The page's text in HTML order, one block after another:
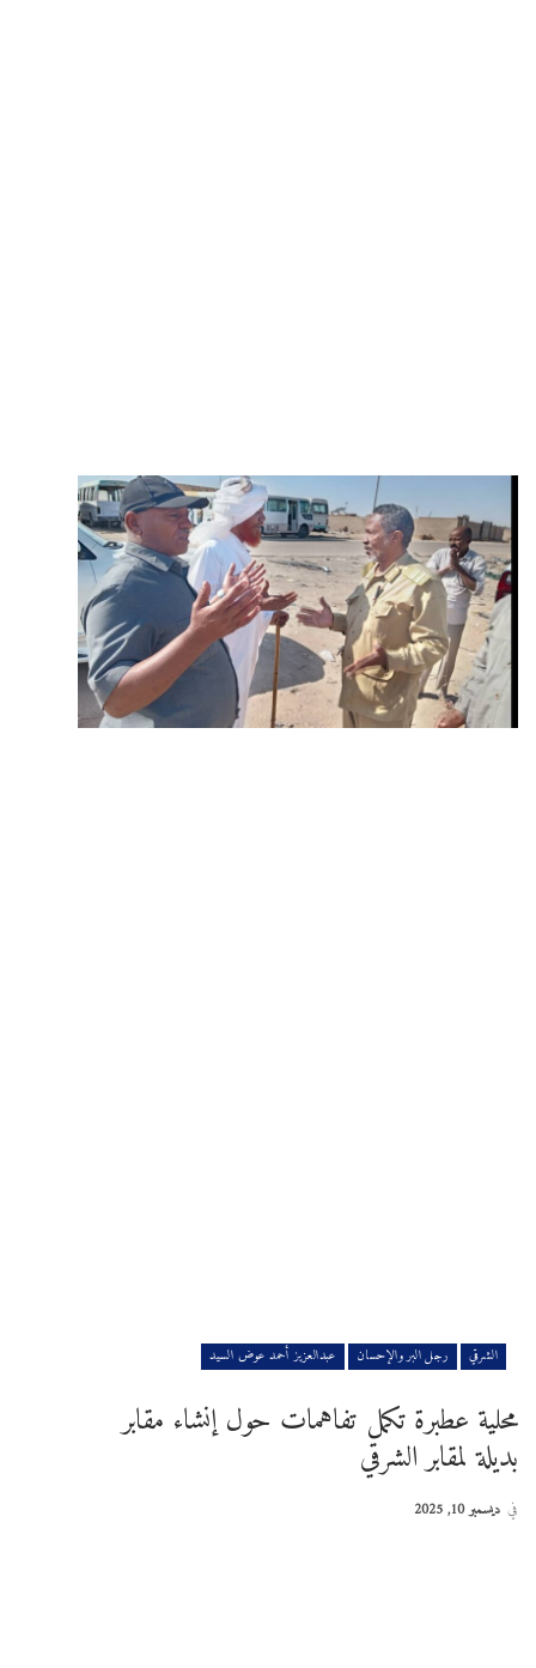
الشرقي رجل البر والإحسان عبدالعزيز أحمد عوض السيد
محلية عطبرة تكمل تفاهمات حول إنشاء مقابر
بديلة لمقابر الشرقي
في ديسمبر 10, 2025